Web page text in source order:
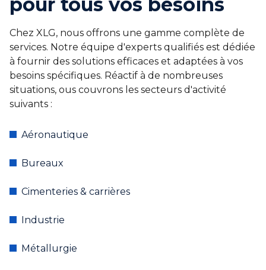
Chez XLG, nous offrons une gamme complète de
services. Notre équipe d'experts qualifiés est dédiée
à fournir des solutions efficaces et adaptées à vos
besoins spécifiques. Réactif à de nombreuses
situations, ous couvrons les secteurs d'activité
suivants :
Aéronautique
Bureaux
Cimenteries & carrières
Industrie
Métallurgie